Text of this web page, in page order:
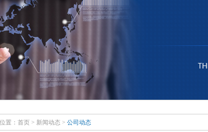
置： 首页 > 新闻动态 > 公司动态